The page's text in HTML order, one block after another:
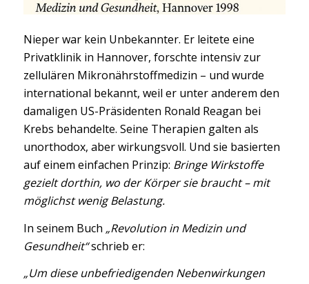
Nieper war kein Unbekannter. Er leitete eine
Privatklinik in Hannover, forschte intensiv zur
zellulären Mikronährstoffmedizin – und wurde
international bekannt, weil er unter anderem den
damaligen US-Präsidenten Ronald Reagan bei
Krebs behandelte. Seine Therapien galten als
unorthodox, aber wirkungsvoll. Und sie basierten
auf einem einfachen Prinzip: Bringe Wirkstoffe
gezielt dorthin, wo der Körper sie braucht – mit
möglichst wenig Belastung.
In seinem Buch „Revolution in Medizin und
Gesundheit“schrieb er:
„Um diese unbefriedigenden Nebenwirkungen